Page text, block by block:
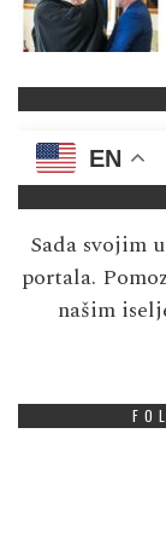
EN
Sada svojim
portala.
našim